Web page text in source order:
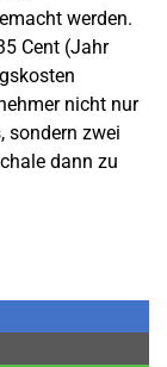
werden.
Cent (Jahr
nicht nur
sondern zwei
dann zu